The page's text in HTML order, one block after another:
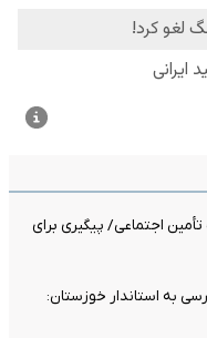
اجتماعی/ پیگیری برای
به استاندار خوزستان: